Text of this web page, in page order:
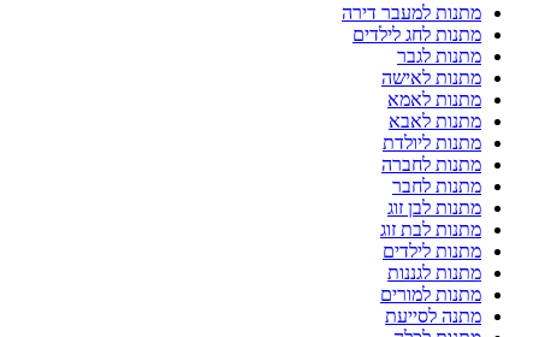
מתנות למעבר דירה
מתנות לחג לילדים
מתנות לגבר
מתנות לאישה
מתנות לאמא
מתנות לאבא
מתנות ליולדת
מתנות לחברה
מתנות לחבר
מתנות לבן זוג
מתנות לבת זוג
מתנות לילדים
מתנות לגננות
מתנות למורים
מתנה לסייעת